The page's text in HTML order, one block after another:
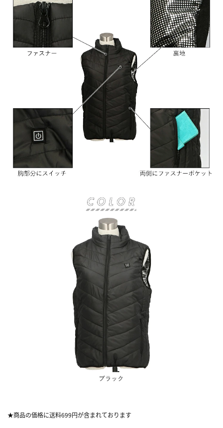
★商品の価格に送料699円が含まれております